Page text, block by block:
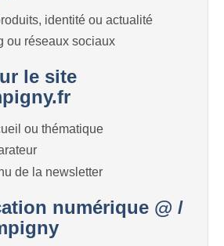
identité ou actualité
ou réseaux sociaux
le site
ou thématique
de la newsletter
numérique @ /